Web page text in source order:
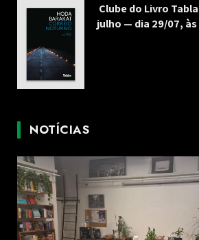
Clube do Livro
julho — dia 29/07, às
NOTÍCIAS